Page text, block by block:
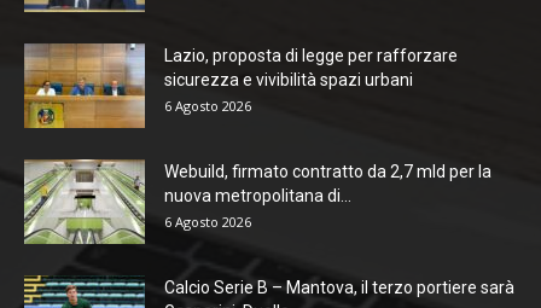
Lazio, proposta di legge per rafforzare
sicurezza e vivibilità spazi urbani
6 Agosto 2026
Webuild, firmato contratto da 2,7 mld per la
nuova metropolitana di...
6 Agosto 2026
Calcio Serie B – Mantova, il terzo portiere sarà